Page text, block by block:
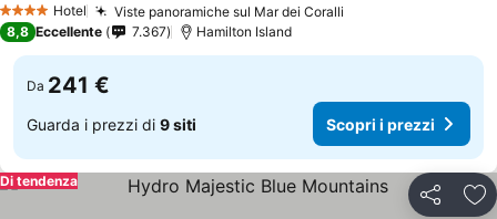
4 Stelle Hotel Viste panoramiche sul Mar dei Coralli
8,8 Eccellente 7.367 Hamilton Island
Da 241 €
Guarda i prezzi di 9 siti Scopri i prezzi
Condividi
Di tendenza